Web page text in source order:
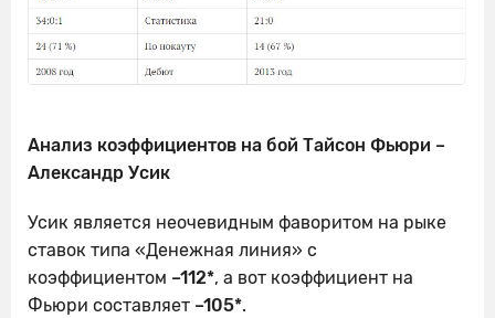
Анализ коэффициентов на бой Тайсон Фьюри –
Александр Усик
Усик является неочевидным фаворитом на рыке
ставок типа «Денежная линия» с
коэффициентом –112*, а вот коэффициент на
Фьюри составляет –105*.